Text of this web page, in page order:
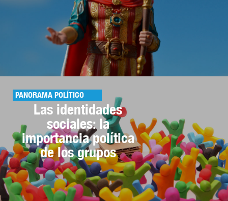
PANORAMA POLÍTICO
Las identidades
sociales: la
importancia política
de los grupos